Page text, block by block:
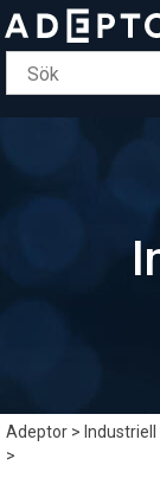
Adeptor> Industriell
>